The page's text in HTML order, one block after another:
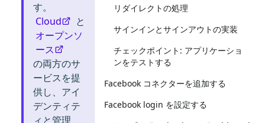
す。
Cloud
と
オープンソ
ース
の両方のサ
ービスを提
供し、アイ
デンティテ
ィと管理
リダイレクトの処理
サインインとサインアウトの実装
チェックポイント: アプリケーショ
ンをテストする
Facebook コネクターを追加する
Facebook login を設定する